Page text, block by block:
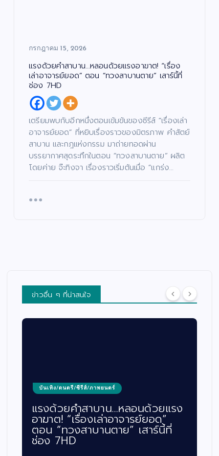
กรกฎาคม 15, 2026
แรงด้วยคำสาบาน…หลอนด้วยแรงอาฆาต! “เรื่อง
เล่าอาจารย์ยอด” ตอน “ทวงสาบานตาย” เสาร์นี้ที่
ช่อง 7HD
เตรียมพบกับอีกหนึ่งตอนเข้มข้นของซีรีส์ “เรื่องเล่า
อาจารย์ยอด” ที่หยิบเรื่องราวของมิตรภาพ คำสัตย์
สาบาน และกฎแห่งกรรม มาถ่ายทอดผ่าน
บรรยากาศสุดระทึกในตอน “ทวงสาบานตาย” ผลิต
โดยค่าย จ๊ะทิงจา เรื่องราวเริ่มต้นเมื่อ “แกร่ง…
ข่าวอื่น ๆ ที่น่าสนใจ
บันเทิง/ดนตรี/ซีรีส์/ภาพยนตร์
แรงด้วยคำสาบาน…หลอนด้วยแรง
อาฆาต! “เรื่องเล่าอาจารย์ยอด”
ตอน “ทวงสาบานตาย” เสาร์นี้ที่
ช่อง 7HD